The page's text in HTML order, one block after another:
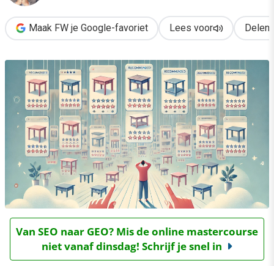
Maak FW je Google-favoriet Lees voor Delen
Van SEO naar GEO? Mis de online mastercourse
niet vanaf dinsdag! Schrijf je snel in